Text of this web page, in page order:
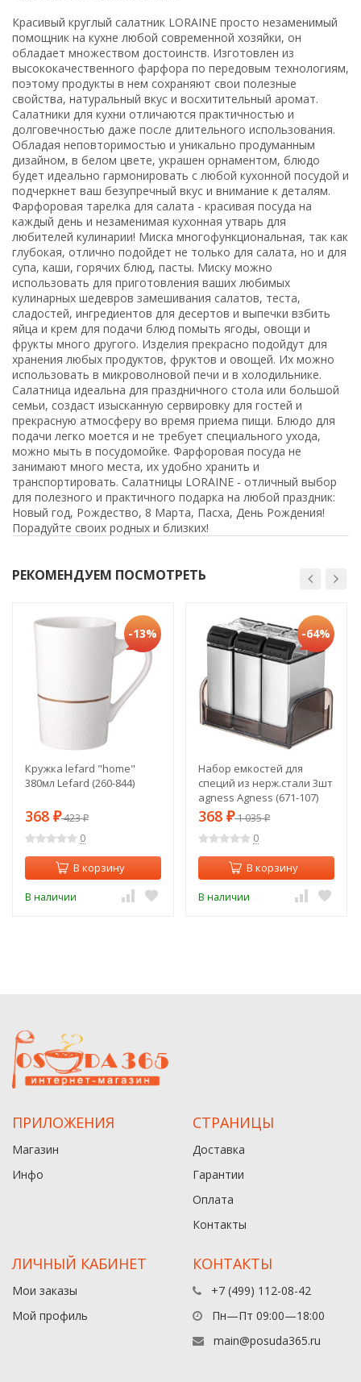
Красивый круглый салатник LORAINE просто незаменимый
помощник на кухне любой современной хозяйки, он
обладает множеством достоинств. Изготовлен из
высококачественного фарфора по передовым технологиям,
поэтому продукты в нем сохраняют свои полезные
свойства, натуральный вкус и восхитительный аромат.
Салатники для кухни отличаются практичностью и
долговечностью даже после длительного использования.
Обладая неповторимостью и уникально продуманным
дизайном, в белом цвете, украшен орнаментом, блюдо
будет идеально гармонировать с любой кухонной посудой и
подчеркнет ваш безупречный вкус и внимание к деталям.
Фарфоровая тарелка для салата - красивая посуда на
каждый день и незаменимая кухонная утварь для
любителей кулинарии! Миска многофункциональная, так как
глубокая, отлично подойдет не только для салата, но и для
супа, каши, горячих блюд, пасты. Миску можно
использовать для приготовления ваших любимых
кулинарных шедевров замешивания салатов, теста,
сладостей, ингредиентов для десертов и выпечки взбить
яйца и крем для подачи блюд помыть ягоды, овощи и
фрукты много другого. Изделия прекрасно подойдут для
хранения любых продуктов, фруктов и овощей. Их можно
использовать в микроволновой печи и в холодильнике.
Салатница идеальна для праздничного стола или большой
семьи, создаст изысканную сервировку для гостей и
прекрасную атмосферу во время приема пищи. Блюдо для
подачи легко моется и не требует специального ухода,
можно мыть в посудомойке. Фарфоровая посуда не
занимают много места, их удобно хранить и
транспортировать. Салатницы LORAINE - отличный выбор
для полезного и практичного подарка на любой праздник:
Новый год, Рождество, 8 Марта, Пасха, День Рождения!
Порадуйте своих родных и близких!
РЕКОМЕНДУЕМ ПОСМОТРЕТЬ
-13%
Кружка lefard "home"
380мл Lefard (260-844)
368 ₽423₽
0
В корзину
В наличии
-64%
Набор емкостей для
специй из нерж.стали 3шт
agness Agness (671-107)
368 ₽1 035₽
0
В корзину
В наличии
ПРИЛОЖЕНИЯ
Магазин
Инфо
СТРАНИЦЫ
Доставка
Гарантии
Оплата
Контакты
ЛИЧНЫЙ КАБИНЕТ
Мои заказы
Мой профиль
КОНТАКТЫ
+7 (499) 112-08-42
Пн—Пт 09:00—18:00
main@posuda365.ru